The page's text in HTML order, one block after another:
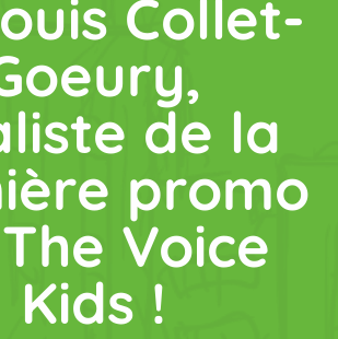
Collet-
de la
promo
Voice
Kids !